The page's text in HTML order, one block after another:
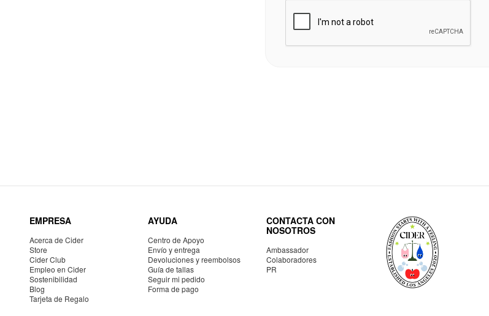
EMPRESA
Acerca de Cider
Store
Cider Club
Empleo en Cider
Sostenibilidad
Blog
Tarjeta de Regalo
AYUDA
Centro de Apoyo
Envío y entrega
Devoluciones y reembolsos
Guía de tallas
Seguir mi pedido
Forma de pago
CONTACTA CON
NOSOTROS
Ambassador
Colaboradores
PR